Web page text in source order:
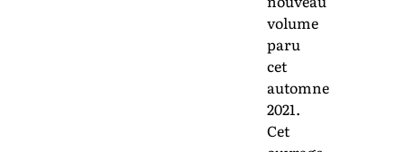
volume
paru
cet
automne
2021.
Cet